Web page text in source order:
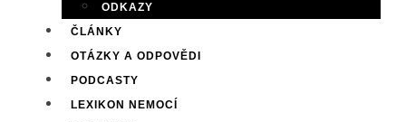
ODKAZY
ČLÁNKY
OTÁZKY A ODPOVĚDI
PODCASTY
LEXIKON NEMOCÍ